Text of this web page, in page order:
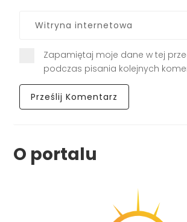
Zapamiętaj moje dane w tej
podczas pisania kolejnych
O portalu